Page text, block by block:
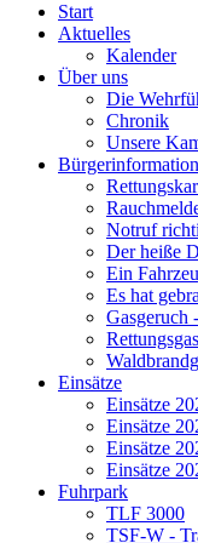
Start
Aktuelles
Kalender
Über uns
Die
Chronik
Unsere
Notruf
Der heiße
Ein
Es hat
Gasgeruch
Einsätze
Einsätze
Einsätze
Einsätze
Einsätze
Fuhrpark
TLF 3000
TSF-W -